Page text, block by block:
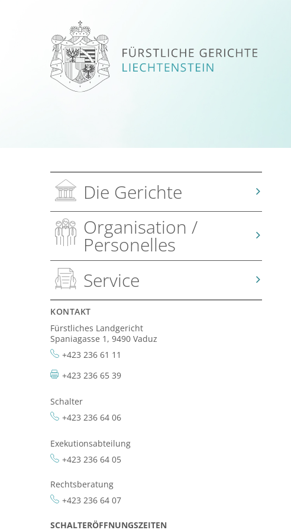
Die Gerichte
Organisation /
Personelles
Service
KONTAKT
Fürstliches Landgericht
Spaniagasse 1, 9490 Vaduz
+423 236 61 11
+423 236 65 39
Schalter
+423 236 64 06
Exekutionsabteilung
+423 236 64 05
Rechtsberatung
+423 236 64 07
SCHALTERÖFFNUNGSZEITEN